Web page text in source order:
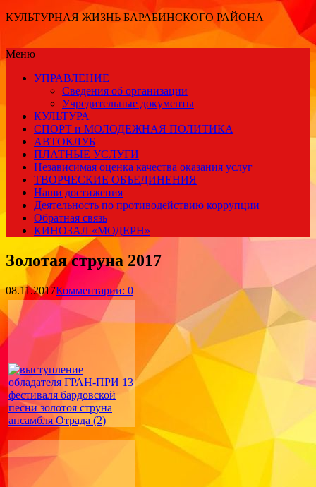
КУЛЬТУРНАЯ ЖИЗНЬ БАРАБИНСКОГО РАЙОНА
Меню
УПРАВЛЕНИЕ
Сведения об организации
Учредительные документы
КУЛЬТУРА
СПОРТ и МОЛОДЕЖНАЯ ПОЛИТИКА
АВТОКЛУБ
ПЛАТНЫЕ УСЛУГИ
Независимая оценка качества оказания услуг
ТВОРЧЕСКИЕ ОБЪЕДИНЕНИЯ
Наши достижения
Деятельность по противодействию коррупции
Обратная связь
КИНОЗАЛ «МОДЕРН»
Золотая струна 2017
08.11.2017Комментарии: 0